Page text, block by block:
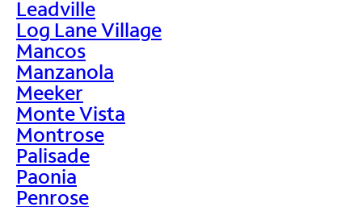
Leadville
Log Lane Village
Mancos
Manzanola
Meeker
Monte Vista
Montrose
Palisade
Paonia
Penrose